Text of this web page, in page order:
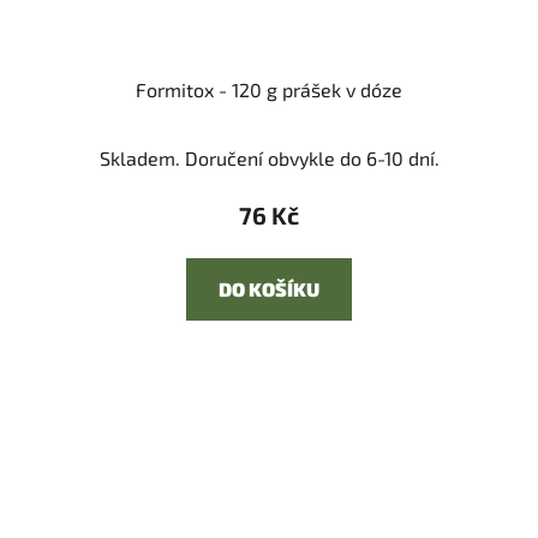
Formitox - 120 g prášek v dóze
Skladem. Doručení obvykle do 6-10 dní.
76 Kč
DO KOŠÍKU